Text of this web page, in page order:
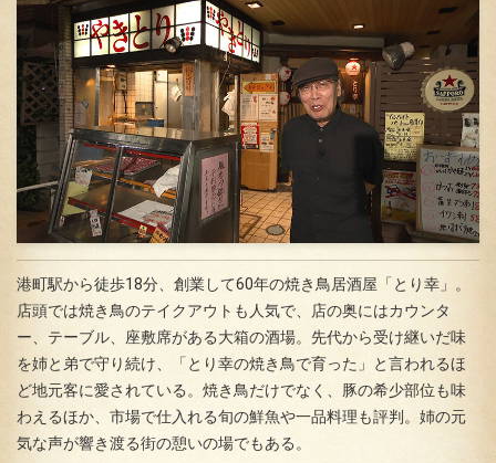
港町駅から徒歩18分、創業して60年の焼き鳥居酒屋「とり幸」。
店頭では焼き鳥のテイクアウトも人気で、店の奥にはカウンタ
ー、テーブル、座敷席がある大箱の酒場。先代から受け継いだ味
を姉と弟で守り続け、「とり幸の焼き鳥で育った」と言われるほ
ど地元客に愛されている。焼き鳥だけでなく、豚の希少部位も味
わえるほか、市場で仕入れる旬の鮮魚や一品料理も評判。姉の元
気な声が響き渡る街の憩いの場でもある。